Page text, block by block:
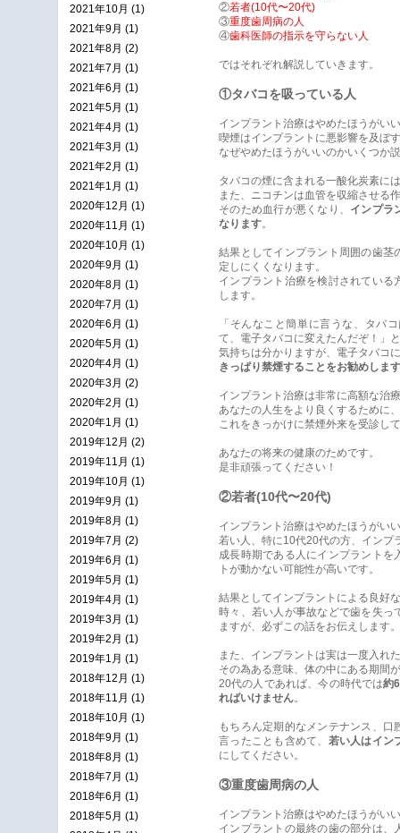
②若者(10代〜20代)
③重度歯周病の人
④歯科医師の指示を守らない人
ではそれぞれ解説していきます。
①タバコを吸っている人
インプラント治療はやめたほうがい
喫煙はインプラントに悪影響を及ぼ
なぜやめたほうがいいのかいくつか
タバコの煙に含まれる一酸化炭素に
また、ニコチンは血管を収縮させる
そのため血行が悪くなり、 インプラ
なります。
結果としてインプラント周囲の歯茎
定しにくくなります。
インプラント治療を検討されてい
します。
「そんなこと簡単に言うな、タバ
て、電子タバコに変えたんだぞ！」
気持ちは分かりますが、電子タバコ
きっぱり禁煙することをお勧めします
インプラント治療は非常に高額な治
あなたの人生をより良くするために
これをきっかけに禁煙外来を受診し
あなたの将来の健康のためです。
是非頑張ってください！
②若者(10代〜20代)
インプラント治療はやめたほうがい
若い人、特に10代20代の方、インプ
成長時期である人にインプラント
トが動かない可能性が高いです。
結果としてインプラントによる良好
時々、若い人が事故などで歯を失
ますが、必ずこの話をお伝えします。
また、インプラントは実は一度入れ
その為ある意味、体の中にある期間
20代の人であれば、今の時代では約
ればいけません。
もちろん定期的なメンテナンス、
言ったことも含めて、 若い人はイン
にしてください。
③重度歯周病の人
インプラント治療はやめたほうがい
インプラントの最終の歯の部分は
2021年10月 (1)
2021年9月 (1)
2021年8月 (2)
2021年7月 (1)
2021年6月 (1)
2021年5月 (1)
2021年4月 (1)
2021年3月 (1)
2021年2月 (1)
2021年1月 (1)
2020年12月 (1)
2020年11月 (1)
2020年10月 (1)
2020年9月 (1)
2020年8月 (1)
2020年7月 (1)
2020年6月 (1)
2020年5月 (1)
2020年4月 (1)
2020年3月 (2)
2020年2月 (1)
2020年1月 (1)
2019年12月 (2)
2019年11月 (1)
2019年10月 (1)
2019年9月 (1)
2019年8月 (1)
2019年7月 (2)
2019年6月 (1)
2019年5月 (1)
2019年4月 (1)
2019年3月 (1)
2019年2月 (1)
2019年1月 (1)
2018年12月 (1)
2018年11月 (1)
2018年10月 (1)
2018年9月 (1)
2018年8月 (1)
2018年7月 (1)
2018年6月 (1)
2018年5月 (1)